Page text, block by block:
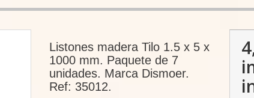
Listones madera Tilo 1.5 x 5 x
1000 mm. Paquete de 7
unidades. Marca Dismoer.
Ref: 35012.